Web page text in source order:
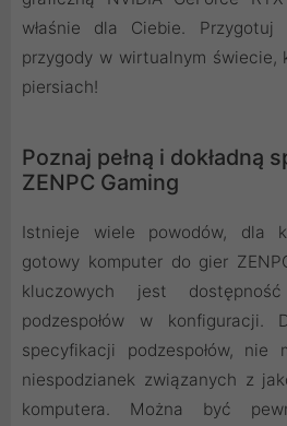
właśnie dla Ciebie.
przygody w wirtualnym świecie,
piersiach!
Poznaj pełną i dokładną
ZENPC Gaming
Istnieje wiele powodów, dla
gotowy komputer do gier
kluczowych jest
podzespołów w konfiguracji.
specyfikacji podzespołów, nie
niespodzianek związanych z
komputera. Można być